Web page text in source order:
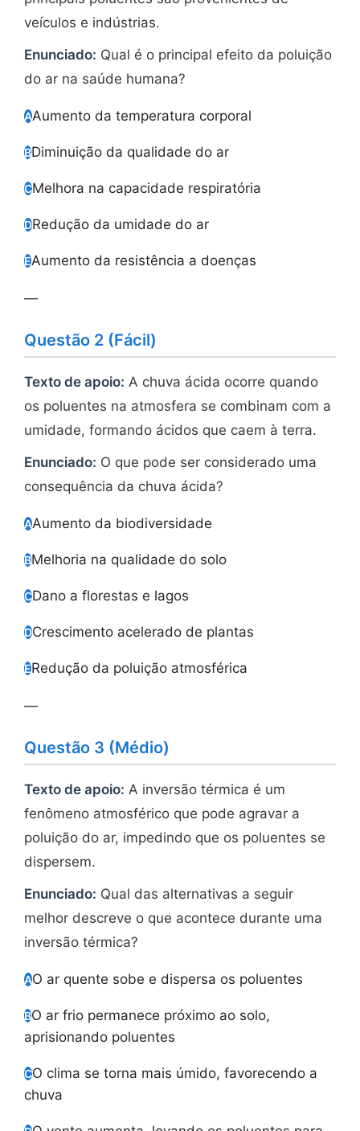
veículos e indústrias.
Enunciado: Qual é o principal efeito da poluição
do ar na saúde humana?
AAumento da temperatura corporal
BDiminuição da qualidade do ar
CMelhora na capacidade respiratória
DRedução da umidade do ar
EAumento da resistência a doenças
—
Questão 2 (Fácil)
Texto de apoio: A chuva ácida ocorre quando
os poluentes na atmosfera se combinam com a
umidade, formando ácidos que caem à terra.
Enunciado: O que pode ser considerado uma
consequência da chuva ácida?
AAumento da biodiversidade
BMelhoria na qualidade do solo
CDano a florestas e lagos
DCrescimento acelerado de plantas
ERedução da poluição atmosférica
—
Questão 3 (Médio)
Texto de apoio: A inversão térmica é um
fenômeno atmosférico que pode agravar a
poluição do ar, impedindo que os poluentes se
dispersem.
Enunciado: Qual das alternativas a seguir
melhor descreve o que acontece durante uma
inversão térmica?
AO ar quente sobe e dispersa os poluentes
BO ar frio permanece próximo ao solo,
aprisionando poluentes
CO clima se torna mais úmido, favorecendo a
chuva